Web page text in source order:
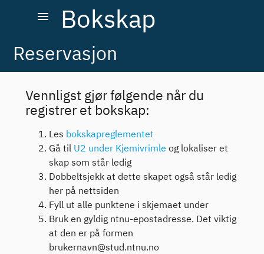
menu Bokskap
Reservasjon
Vennligst gjør følgende når du
registrer et bokskap:
Les bokskapreglementet
Gå til U2 under Kjemivrimle og lokaliser et
skap som står ledig
Dobbeltsjekk at dette skapet også står ledig
her på nettsiden
Fyll ut alle punktene i skjemaet under
Bruk en gyldig ntnu-epostadresse. Det viktig
at den er på formen
brukernavn@stud.ntnu.no